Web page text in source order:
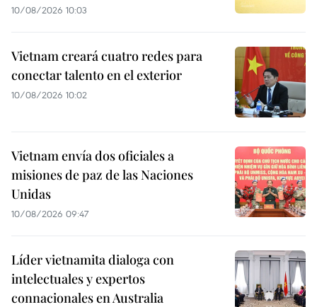
10/08/2026 10:03
Vietnam creará cuatro redes para
conectar talento en el exterior
10/08/2026 10:02
Vietnam envía dos oficiales a
misiones de paz de las Naciones
Unidas
10/08/2026 09:47
Líder vietnamita dialoga con
intelectuales y expertos
connacionales en Australia